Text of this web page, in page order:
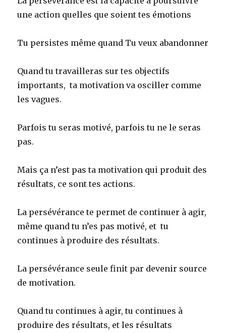
une action quelles que soient tes émotions
Tu persistes même quand Tu veux abandonner
Quand tu travailleras sur tes objectifs
importants, ta motivation va osciller comme
les vagues.
Parfois tu seras motivé, parfois tu ne le seras
pas.
Mais ça n’est pas ta motivation qui produit des
résultats, ce sont tes actions.
La persévérance te permet de continuer à agir,
même quand tu n’es pas motivé, et tu
continues à produire des résultats.
La persévérance seule finit par devenir source
de motivation.
Quand tu continues à agir, tu continues à
produire des résultats, et les résultats